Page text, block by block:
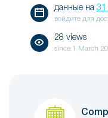
данные на 31
войдите для
28 views
since 1 March